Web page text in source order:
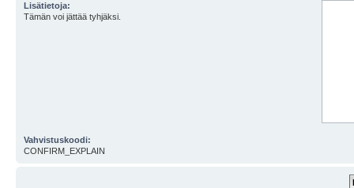
Lisätietoja:
Tämän voi jättää tyhjäksi.
Vahvistuskoodi:
CONFIRM_EXPLAIN